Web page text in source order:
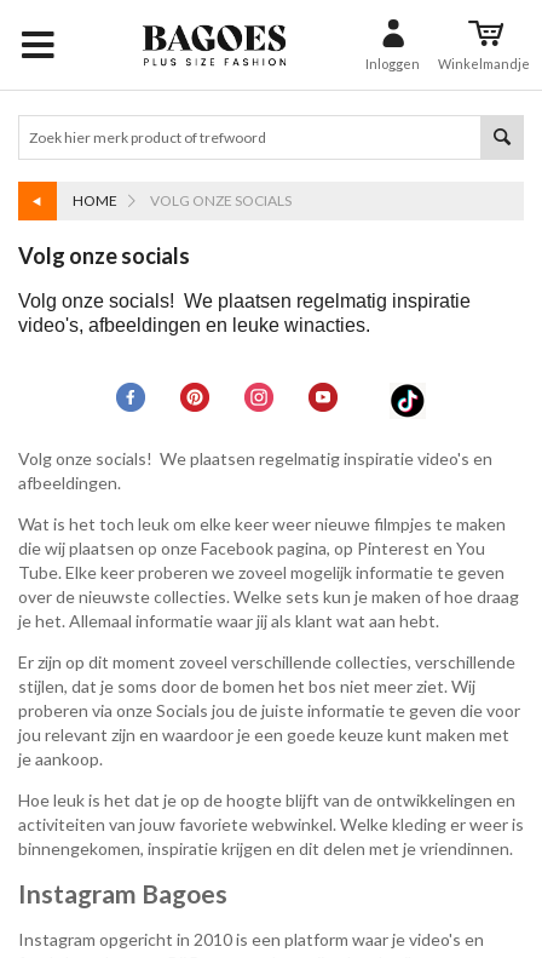
Inloggen Winkelmandje
HOME VOLG ONZE SOCIALS
Volg onze socials
Volg onze socials! We plaatsen regelmatig inspiratie
video's, afbeeldingen en leuke winacties.
Volg onze socials! We plaatsen regelmatig inspiratie video's en
afbeeldingen.
Wat is het toch leuk om elke keer weer nieuwe filmpjes te maken
die wij plaatsen op onze Facebook pagina, op Pinterest en You
Tube. Elke keer proberen we zoveel mogelijk informatie te geven
over de nieuwste collecties. Welke sets kun je maken of hoe draag
je het. Allemaal informatie waar jij als klant wat aan hebt.
Er zijn op dit moment zoveel verschillende collecties, verschillende
stijlen, dat je soms door de bomen het bos niet meer ziet. Wij
proberen via onze Socials jou de juiste informatie te geven die voor
jou relevant zijn en waardoor je een goede keuze kunt maken met
je aankoop.
Hoe leuk is het dat je op de hoogte blijft van de ontwikkelingen en
activiteiten van jouw favoriete webwinkel. Welke kleding er weer is
binnengekomen, inspiratie krijgen en dit delen met je vriendinnen.
Instagram Bagoes
Instagram opgericht in 2010 is een platform waar je video's en